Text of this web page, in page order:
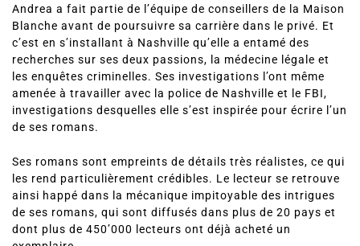
Andrea a fait partie de l’équipe de conseillers de la Maison
Blanche avant de poursuivre sa carrière dans le privé. Et
c’est en s’installant à Nashville qu’elle a entamé des
recherches sur ses deux passions, la médecine légale et
les enquêtes criminelles. Ses investigations l’ont même
amenée à travailler avec la police de Nashville et le FBI,
investigations desquelles elle s’est inspirée pour écrire l’un
de ses romans.
Ses romans sont empreints de détails très réalistes, ce qui
les rend particulièrement crédibles. Le lecteur se retrouve
ainsi happé dans la mécanique impitoyable des intrigues
de ses romans, qui sont diffusés dans plus de 20 pays et
dont plus de 450’000 lecteurs ont déjà acheté un